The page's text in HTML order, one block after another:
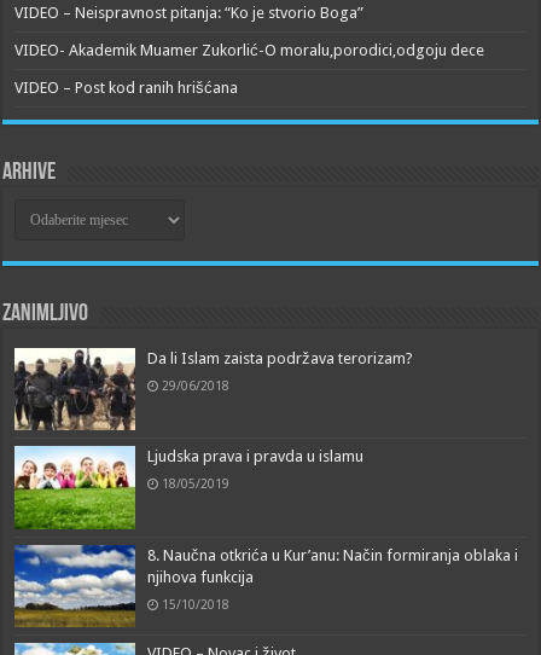
VIDEO – Neispravnost pitanja: “Ko je stvorio Boga”
VIDEO- Akademik Muamer Zukorlić-O moralu,porodici,odgoju dece
VIDEO – Post kod ranih hrišćana
Arhive
Zanimljivo
Da li Islam zaista podržava terorizam?
29/06/2018
Ljudska prava i pravda u islamu
18/05/2019
8. Naučna otkrića u Kur’anu: Način formiranja oblaka i
njihova funkcija
15/10/2018